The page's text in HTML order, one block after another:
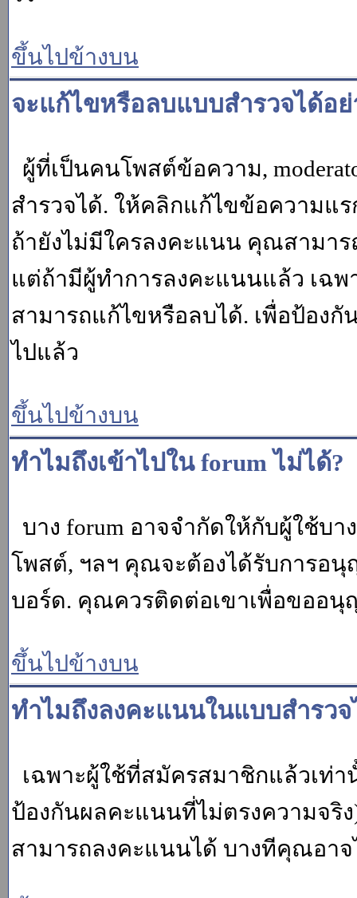
ขึ้นไปข้างบน
จะแก้ไขหรือลบแบบสำรวจได้อย่
ผู้ที่เป็นคนโพสต์ข้อความ,
สำรวจได้. ให้คลิกแก้ไขข้อความแ
ถ้ายังไม่มีใครลงคะแนน คุณสามา
แต่ถ้ามีผู้ทำการลงคะแนนแล้ว เฉพา
สามารถแก้ไขหรือลบได้. เพื่อป้อง
ไปแล้ว
ขึ้นไปข้างบน
ทำไมถึงเข้าไปใน forum ไม่ได้?
บาง forum อาจจำกัดให้กับผู้ใช้บ
โพสต์, ฯลฯ คุณจะต้องได้รับการอนุ
บอร์ด. คุณควรติดต่อเขาเพื่อขออนุ
ขึ้นไปข้างบน
ทำไมถึงลงคะแนนในแบบสำรวจ
เฉพาะผู้ใช้ที่สมัครสมาชิกแล้วเท่
ป้องกันผลคะแนนที่ไม่ตรงความจ
สามารถลงคะแนนได้ บางทีคุณอา